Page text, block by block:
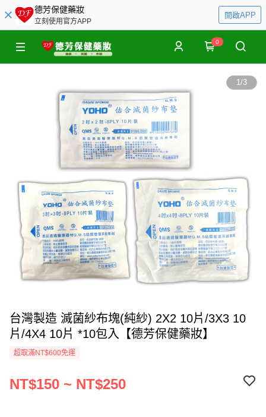
德芳保健藥妝
立刻使用官方APP
開啟APP
0
1/3
台灣製造 滅菌紗布塊(純紗) 2X2 10片/3X3 10
片/4X4 10片 *10包入【德芳保健藥妝】
超取滿NT$600免運
NT$150 ~ NT$250